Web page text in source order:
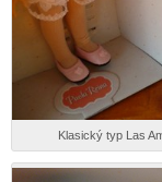
Klasický typ Las